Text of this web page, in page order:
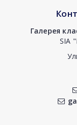
Галерея
SIA